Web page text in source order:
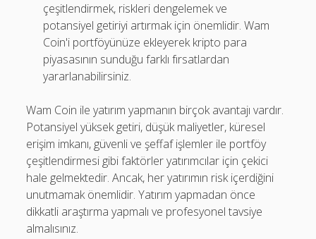
çeşitlendirmek, riskleri dengelemek ve
potansiyel getiriyi artırmak için önemlidir. Wam
Coin'i portföyünüze ekleyerek kripto para
piyasasının sunduğu farklı fırsatlardan
yararlanabilirsiniz.
Wam Coin ile yatırım yapmanın birçok avantajı vardır.
Potansiyel yüksek getiri, düşük maliyetler, küresel
erişim imkanı, güvenli ve şeffaf işlemler ile portföy
çeşitlendirmesi gibi faktörler yatırımcılar için çekici
hale gelmektedir. Ancak, her yatırımın risk içerdiğini
unutmamak önemlidir. Yatırım yapmadan önce
dikkatli araştırma yapmalı ve profesyonel tavsiye
almalısınız.